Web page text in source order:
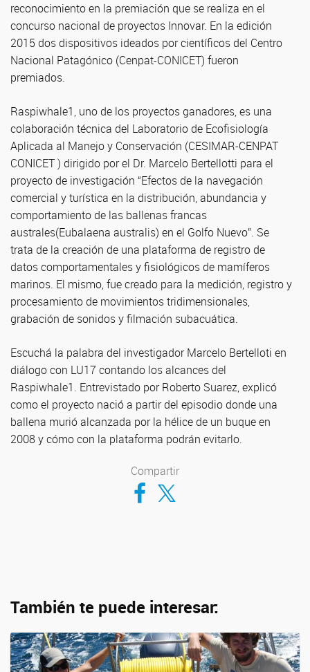
reconocimiento en la premiación que se realiza en el
concurso nacional de proyectos Innovar. En la edición
2015 dos dispositivos ideados por científicos del Centro
Nacional Patagónico (Cenpat-CONICET) fueron
premiados.
Raspiwhale1, uno de los proyectos ganadores, es una
colaboración técnica del Laboratorio de Ecofisiología
Aplicada al Manejo y Conservación (CESIMAR-CENPAT
CONICET ) dirigido por el Dr. Marcelo Bertellotti para el
proyecto de investigación “Efectos de la navegación
comercial y turística en la distribución, abundancia y
comportamiento de las ballenas francas
australes(Eubalaena australis) en el Golfo Nuevo”. Se
trata de la creación de una plataforma de registro de
datos comportamentales y fisiológicos de mamíferos
marinos. El mismo, fue creado para la medición, registro y
procesamiento de movimientos tridimensionales,
grabación de sonidos y filmación subacuática.
Escuchá la palabra del investigador Marcelo Bertelloti en
diálogo con LU17 contando los alcances del
Raspiwhale1. Entrevistado por Roberto Suarez, explicó
como el proyecto nació a partir del episodio donde una
ballena murió alcanzada por la hélice de un buque en
2008 y cómo con la plataforma podrán evitarlo.
Compartir
Compartir en Facebook
Compartir en Twitter
También te puede interesar: